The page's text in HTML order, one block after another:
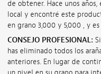
de obtener. Hace unos
local y encontré este
en grano 3,000 y 5,000 , y
CONSEJO PROFESIONAL:
has eliminado todos los
anteriores. En lugar de